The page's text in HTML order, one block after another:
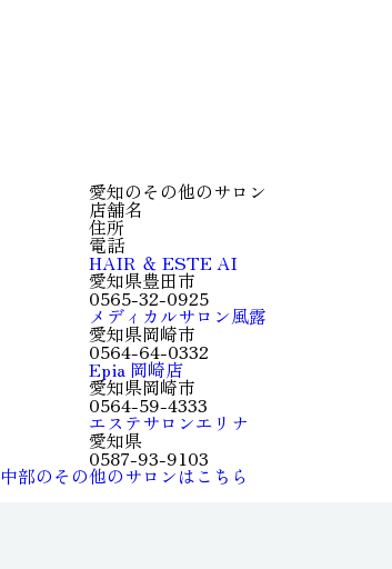
愛知のその他のサロン
店舗名
住所
電話
HAIR ＆ ESTE AI
愛知県豊田市
0565-32-0925
メディカルサロン風露
愛知県岡崎市
0564-64-0332
Epia 岡崎店
愛知県岡崎市
0564-59-4333
エステサロンエリナ
愛知県
0587-93-9103
中部のその他のサロンはこちら